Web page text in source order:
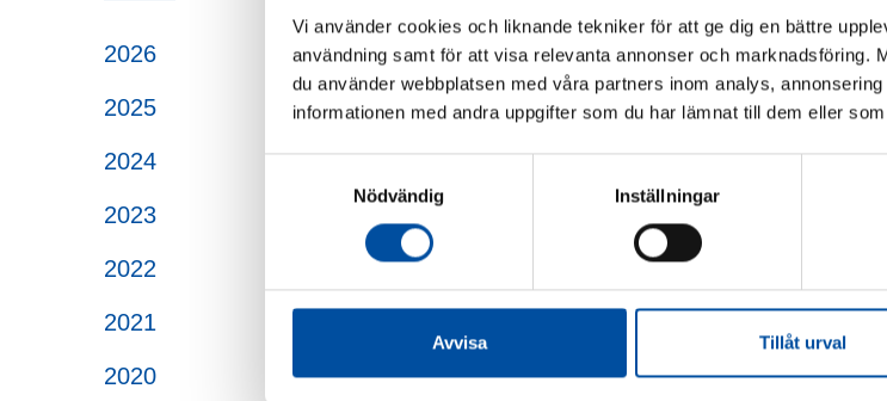
Vi använder cookies och liknande tekniker för att ge dig en bättre
användning samt för att visa relevanta annonser och marknadsföring.
du använder webbplatsen med våra partners inom analys,
informationen med andra uppgifter som du har lämnat till dem eller
Nödvändig
Inställningar
Avvisa Tillåt urval
2026
2025
2024
2023
2022
2021
2020